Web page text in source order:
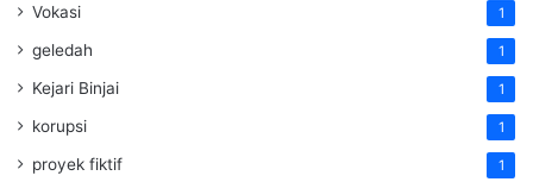
Vokasi 1
geledah 1
Kejari Binjai 1
korupsi 1
proyek fiktif 1